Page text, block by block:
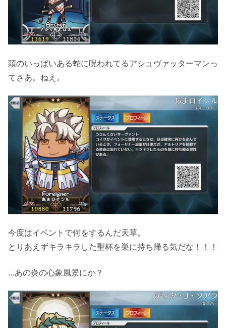
頭のいっぱいある蛇に呪われてるアシュヴァッターマンっ
てさあ。ねえ。
今度はイベントで何をするんだ天草。
とりあえずキラキラした聖杯を巣に持ち帰る気だな！！！
…あの炎の心象風景にか？